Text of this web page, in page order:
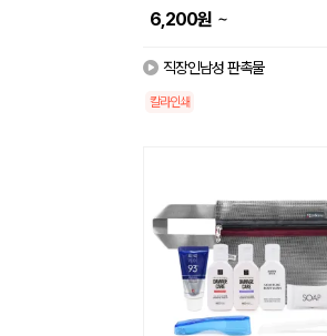
6,200원 ~
직장인남성 판촉물
칼라인쇄